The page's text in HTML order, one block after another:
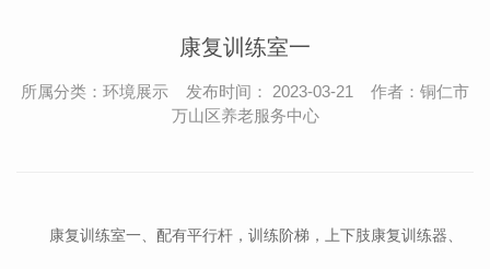
康复训练室一
所属分类：环境展示 发布时间： 2023-03-21 作者：铜仁市
万山区养老服务中心
康复训练室一、配有平行杆，训练阶梯，上下肢康复训练器、